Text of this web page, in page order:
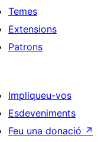
Temes
Extensions
Patrons
Impliqueu-vos
Esdeveniments
Feu una donació ↗